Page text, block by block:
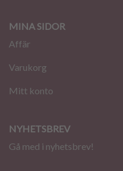
MINA SIDOR
Affär
Varukorg
Mitt konto
NYHETSBREV
Gå med i nyhetsbrev!